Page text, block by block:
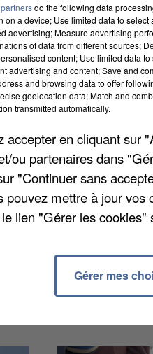
1ère fois, cet après-
y recevront leurs
16 communes du sud
du sous-préfet qui
do the following data
on a device; Use limited data to
advertising; Measure advertising
of data from different sources;
content; Use limited data
advertising and content; Save and
and browsing data to offer
geolocation data; Match and
transmitted automatically.
accepter en cliquant sur
ou partenaires dans
"Continuer sans
pouvez mettre à jour
lien "Gérer les cookies"
Gérer mes